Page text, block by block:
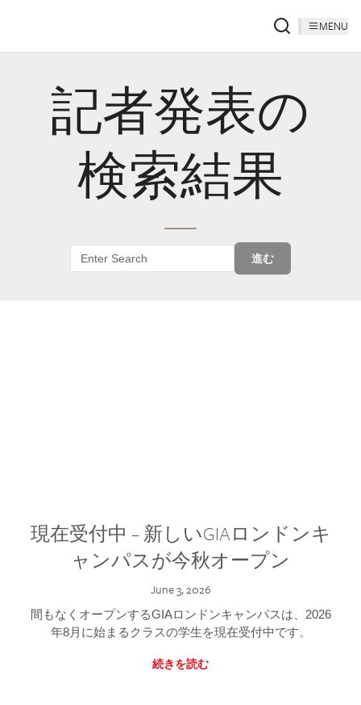
MENU
記者発表の
検索結果
進む
現在受付中 – 新しいGIAロンドンキ
ャンパスが今秋オープン
June 3, 2026
間もなくオープンするGIAロンドンキャンパスは、2026
年8月に始まるクラスの学生を現在受付中です。
続きを読む